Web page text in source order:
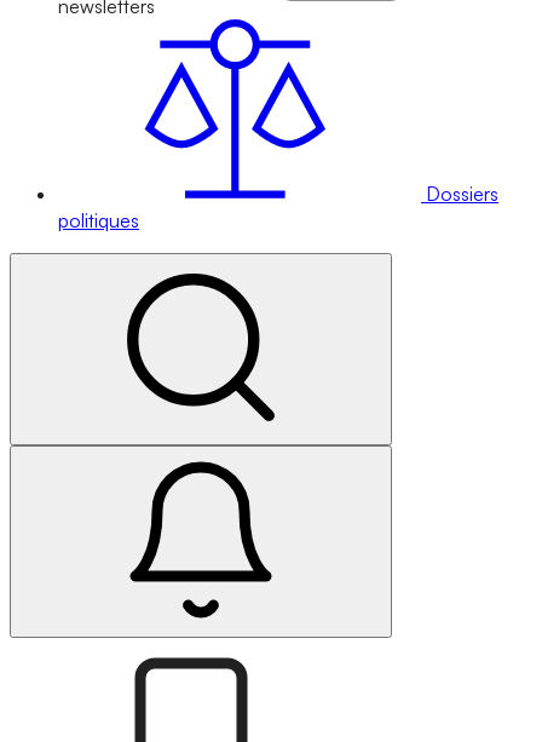
newsletters
Dossiers
politiques